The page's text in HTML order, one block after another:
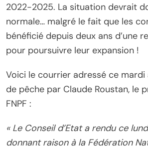
2022-2025. La situation devrait
normale… malgré le fait que les
bénéficié depuis deux ans d’une
pour poursuivre leur expansion !
Voici le courrier adressé ce
de pêche par Claude Roustan, le
FNPF :
« Le Conseil d’Etat a rendu ce
donnant raison à la Fédération